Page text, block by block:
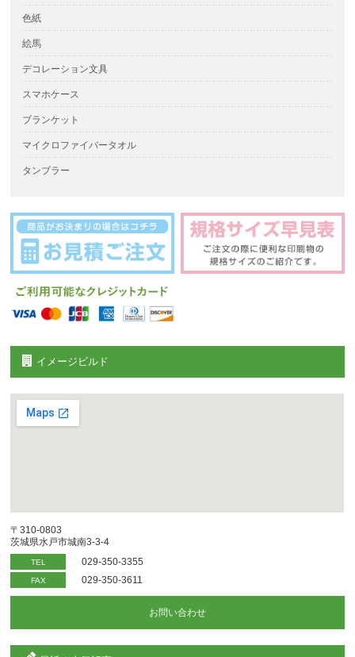
色紙
絵馬
デコレーション文具
スマホケース
ブランケット
マイクロファイバータオル
タンブラー
イメージビルド
〒310-0803
茨城県水戸市城南3-3-4
TEL 029-350-3355
FAX 029-350-3611
お問い合わせ